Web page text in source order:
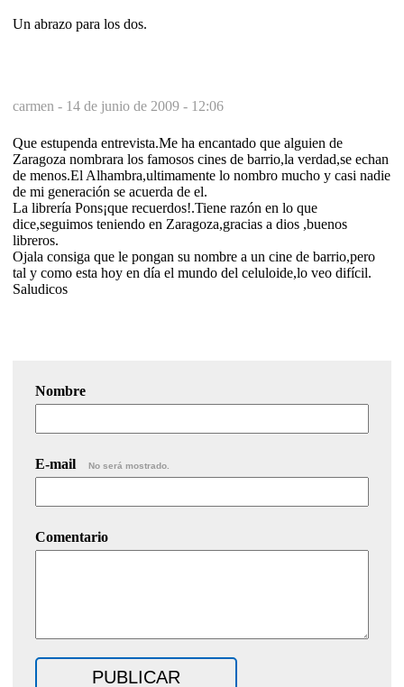
Un abrazo para los dos.
carmen - 14 de junio de 2009 - 12:06
Que estupenda entrevista.Me ha encantado que alguien de
Zaragoza nombrara los famosos cines de barrio,la verdad,se echan
de menos.El Alhambra,ultimamente lo nombro mucho y casi nadie
de mi generación se acuerda de el.
La librería Pons¡que recuerdos!.Tiene razón en lo que
dice,seguimos teniendo en Zaragoza,gracias a dios ,buenos
libreros.
Ojala consiga que le pongan su nombre a un cine de barrio,pero
tal y como esta hoy en día el mundo del celuloide,lo veo difícil.
Saludicos
Nombre
E-mail No será mostrado.
Comentario